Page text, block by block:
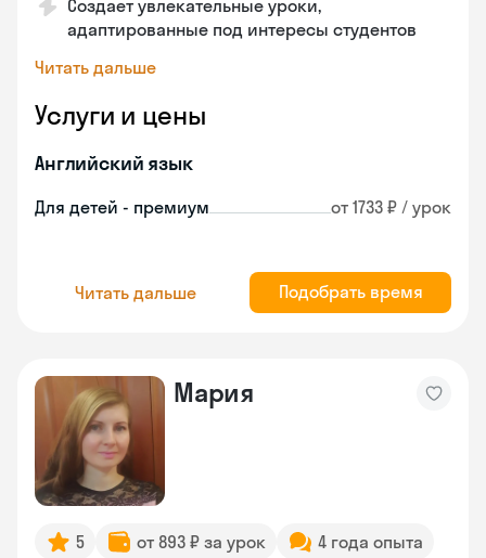
Создает увлекательные уроки,
адаптированные под интересы студентов
Читать дальше
Услуги и цены
Английский язык
Для детей - премиум от 1733 ₽ / урок
Читать дальше Подобрать время
Мария
5 от 893 ₽ за урок
4 года опыта